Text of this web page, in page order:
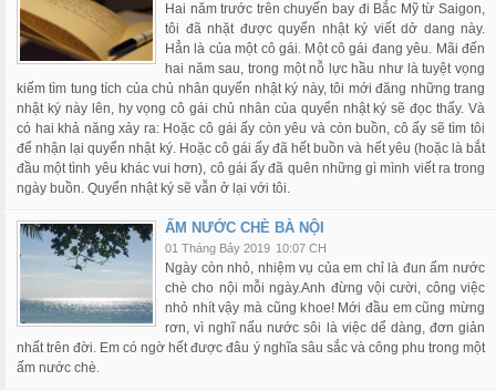
Hai năm trước trên chuyến bay đi Bắc Mỹ từ Saigon,
tôi đã nhặt được quyển nhật ký viết dở dang này.
Hẳn là của một cô gái. Một cô gái đang yêu. Mãi đến
hai năm sau, trong một nỗ lực hầu như là tuyệt vọng
kiếm tìm tung tích của chủ nhân quyển nhật ký này, tôi mới đăng những trang
nhật ký này lên, hy vọng cô gái chủ nhân của quyển nhật ký sẽ đọc thấy. Và
có hai khả năng xảy ra: Hoặc cô gái ấy còn yêu và còn buồn, cô ấy sẽ tìm tôi
để nhận lại quyển nhật ký. Hoặc cô gái ấy đã hết buồn và hết yêu (hoặc là bắt
đầu một tình yêu khác vui hơn), cô gái ấy đã quên những gì mình viết ra trong
ngày buồn. Quyển nhật ký sẽ vẫn ở lại với tôi.
ẤM NƯỚC CHÈ BÀ NỘI
01 Tháng Bảy 2019 10:07 CH
Ngày còn nhỏ, nhiệm vụ của em chỉ là đun ấm nước
chè cho nội mỗi ngày.Anh đừng vội cười, công việc
nhỏ nhít vậy mà cũng khoe! Mới đầu em cũng mừng
rơn, vì nghĩ nấu nước sôi là việc dể dàng, đơn giản
nhất trên đời. Em có ngờ hết được đâu ý nghĩa sâu sắc và công phu trong một
ấm nước chè.